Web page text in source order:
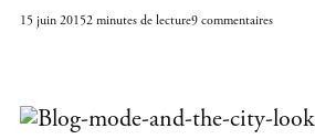
15 juin 20152 minutes de lecture9 commentaires